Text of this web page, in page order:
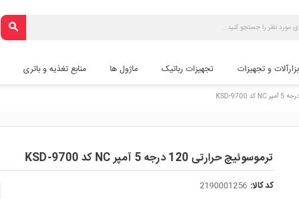
search
و تجهیزات تجهیزات رباتیک ماژول ها منابع تغذیه و باتری
ترموسوئیچ حرارتی 120 درجه 5 آمپر NC کد KSD-9700
کد کالا: 2190001256